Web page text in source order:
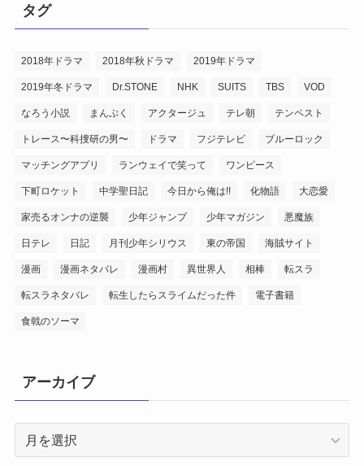
タグ
2018年ドラマ 2018年秋ドラマ 2019年ドラマ
2019年冬ドラマ Dr.STONE NHK SUITS TBS VOD
なろう小説 まんぷく アクタージュ テレ朝 テンペスト
トレース〜科捜研の男〜 ドラマ フジテレビ ブルーロック
マッチングアプリ ランウェイで笑って ワンピース
下町ロケット 中学聖日記 今日から俺は!! 化物語 大恋愛
家売るオンナの逆襲 少年ジャンプ 少年マガジン 悪魔族
日テレ 日記 月刊少年シリウス 東の帝国 海賊サイト
漫画 漫画ネタバレ 漫画村 異世界人 相棒 転スラ
転スラネタバレ 転生したらスライムだった件 電子書籍
食戟のソーマ
アーカイブ